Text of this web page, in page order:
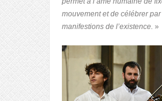
mouvement et de célébrer
manifestions de l’existence. »